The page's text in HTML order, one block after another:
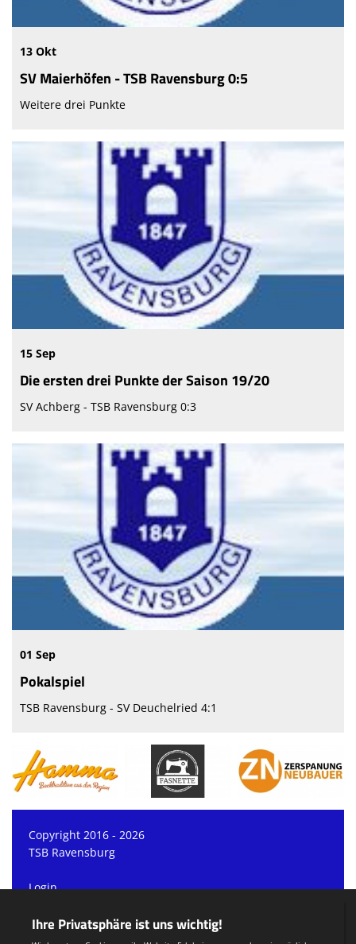
13 Okt
SV Maierhöfen - TSB Ravensburg 0:5
Weitere drei Punkte
15 Sep
Die ersten drei Punkte der Saison 19/20
SV Achberg - TSB Ravensburg 0:3
01 Sep
Pokalspiel
TSB Ravensburg - SV Deuchelried 4:1
Copyright 2016 - 2026
TSB Ravensburg
Login
Teamsports 2